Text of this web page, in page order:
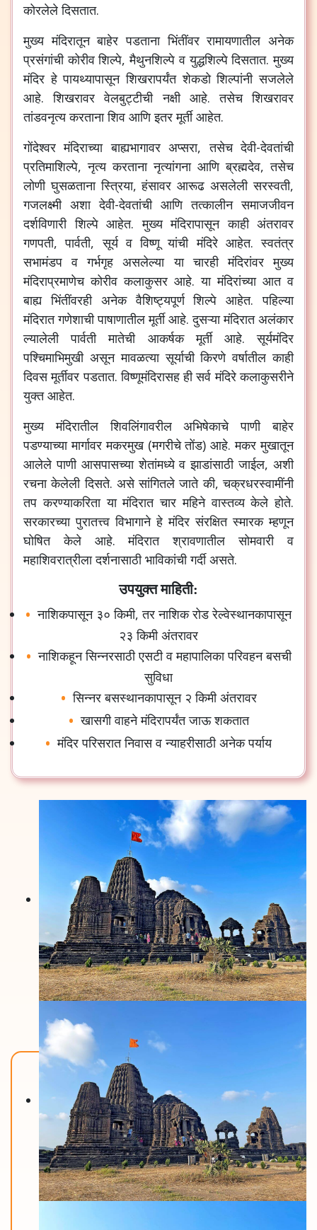
कोरलेले दिसतात.
मुख्य मंदिरातून बाहेर पडताना भिंतींवर रामायणातील अनेक
प्रसंगांची कोरीव शिल्पे, मैथुनशिल्पे व युद्धशिल्पे दिसतात. मुख्य
मंदिर हे पायथ्यापासून शिखरापर्यंत शेकडो शिल्पांनी सजलेले
आहे. शिखरावर वेलबुट्टीची नक्षी आहे. तसेच शिखरावर
तांडवनृत्य करताना शिव आणि इतर मूर्ती आहेत.
गोंदेश्वर मंदिराच्या बाह्यभागावर अप्सरा, तसेच देवी-देवतांची
प्रतिमाशिल्पे, नृत्य करताना नृत्यांगना आणि ब्रह्मदेव, तसेच
लोणी घुसळताना स्त्रिया, हंसावर आरूढ असलेली सरस्वती,
गजलक्ष्मी अशा देवी-देवतांची आणि तत्कालीन समाजजीवन
दर्शविणारी शिल्पे आहेत. मुख्य मंदिरापासून काही अंतरावर
गणपती, पार्वती, सूर्य व विष्णू यांची मंदिरे आहेत. स्वतंत्र
सभामंडप व गर्भगृह असलेल्या या चारही मंदिरांवर मुख्य
मंदिराप्रमाणेच कोरीव कलाकुसर आहे. या मंदिरांच्या आत व
बाह्य भिंतींवरही अनेक वैशिष्ट्यपूर्ण शिल्पे आहेत. पहिल्या
मंदिरात गणेशाची पाषाणातील मूर्ती आहे. दुसऱ्या मंदिरात अलंकार
ल्यालेली पार्वती मातेची आकर्षक मूर्ती आहे. सूर्यमंदिर
पश्चिमाभिमुखी असून मावळत्या सूर्याची किरणे वर्षातील काही
दिवस मूर्तीवर पडतात. विष्णूमंदिरासह ही सर्व मंदिरे कलाकुसरीने
युक्त आहेत.
मुख्य मंदिरातील शिवलिंगावरील अभिषेकाचे पाणी बाहेर
पडण्याच्या मार्गावर मकरमुख (मगरीचे तोंड) आहे. मकर मुखातून
आलेले पाणी आसपासच्या शेतांमध्ये व झाडांसाठी जाईल, अशी
रचना केलेली दिसते. असे सांगितले जाते की, चक्रधरस्वामींनी
तप करण्याकरिता या मंदिरात चार महिने वास्तव्य केले होते.
सरकारच्या पुरातत्त्व विभागाने हे मंदिर संरक्षित स्मारक म्हणून
घोषित केले आहे. मंदिरात श्रावणातील सोमवारी व
महाशिवरात्रीला दर्शनासाठी भाविकांची गर्दी असते.
उपयुक्त माहिती:
नाशिकपासून ३० किमी, तर नाशिक रोड रेल्वेस्थानकापासून
२३ किमी अंतरावर
नाशिकहून सिन्नरसाठी एसटी व महापालिका परिवहन बसची
सुविधा
सिन्नर बसस्थानकापासून २ किमी अंतरावर
खासगी वाहने मंदिरापर्यंत जाऊ शकतात
मंदिर परिसरात निवास व न्याहरीसाठी अनेक पर्याय